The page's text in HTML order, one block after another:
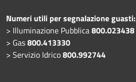
Numeri utili per segnalazione guasti:
> Illuminazione Pubblica800.023438
> Gas800.413330
> Servizio Idrico800.992744